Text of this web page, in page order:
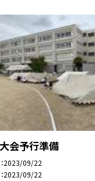
会予行準備
2023/09/22
2023/09/22